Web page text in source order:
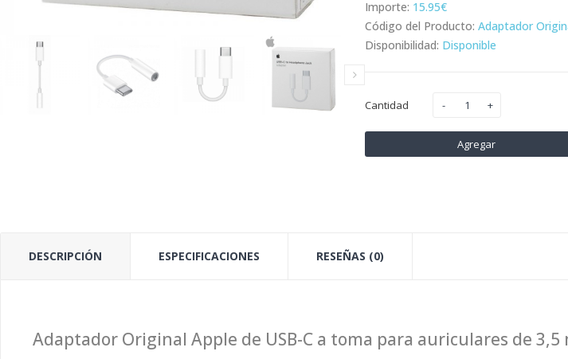
Importe: 15.95€
Código del Producto: Adaptador
Disponibilidad: Disponible
Cantidad
Agregar
DESCRIPCIÓN ESPECIFICACIONES RESEÑAS (0)
Adaptador Original Apple de USB-C a toma para auriculares de 3,5